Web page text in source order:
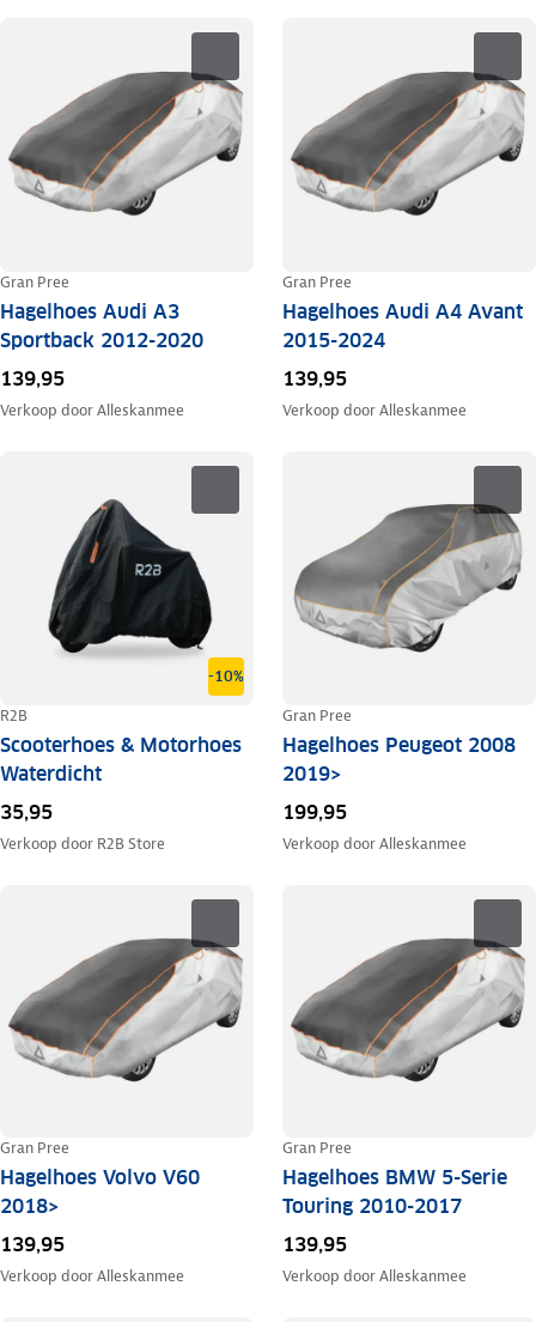
Gran Pree
Hagelhoes Audi A3
Sportback 2012-2020
139,95
Verkoop doorAlleskanmee
Gran Pree
Hagelhoes Audi A4 Avant
2015-2024
139,95
Verkoop doorAlleskanmee
-10%
R2B
Scooterhoes & Motorhoes
Waterdicht
35,95
Verkoop door R2B Store
Gran Pree
Hagelhoes Peugeot 2008
2019>
199,95
Verkoop doorAlleskanmee
Gran Pree
Hagelhoes Volvo V60
2018>
139,95
Verkoop doorAlleskanmee
Gran Pree
Hagelhoes BMW 5-Serie
Touring 2010-2017
139,95
Verkoop doorAlleskanmee